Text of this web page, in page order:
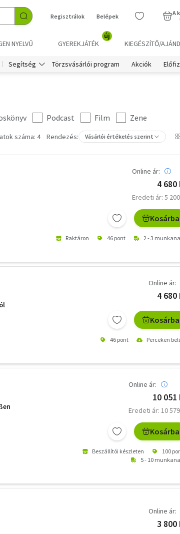
Regisztrálok Belépek
A
NYELVŰ GYEREKJÁTÉK
új
KIEGÉSZÍTŐ/
Segítség Törzsvásárlói program Akciók
Podcast Film
Zene
száma: 4 Rendezés: Vásárlói értékelés szerint
Online ár:
4 680
Eredeti ár: 5
Kosárba
Raktáron 46 pont 2 - 3
Online ár:
4 680
Kosárba
46 pont Perceken
Online ár:
10
Eredeti ár: 10
Kosárba
Beszállítói készleten
100
5 - 10
Online ár:
3 800